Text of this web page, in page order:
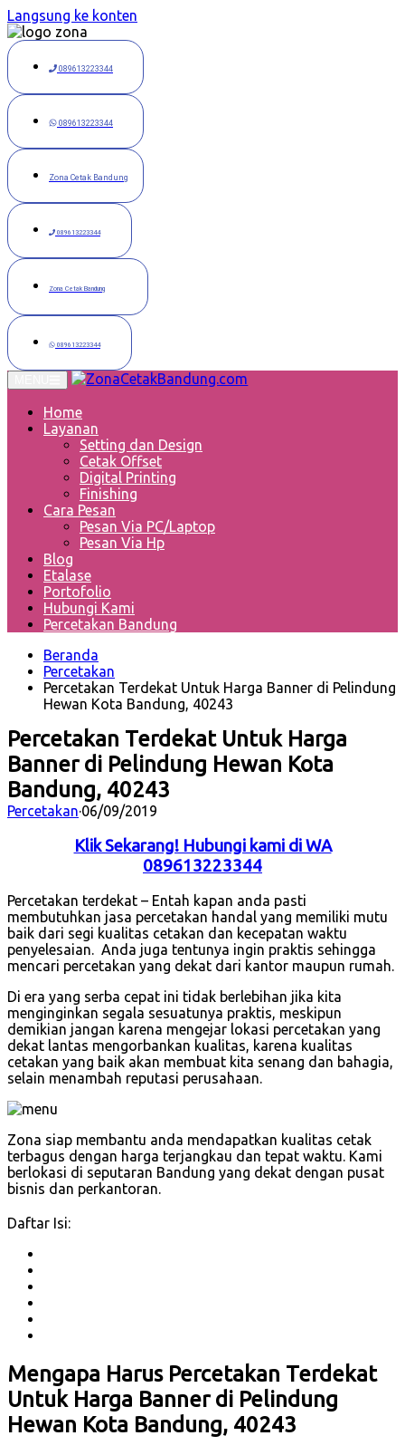
Langsung ke konten
089613223344
089613223344
Zona Cetak Bandung
089613223344
Zona Cetak Bandung
089613223344
Home
Layanan
Setting dan Design
Cetak Offset
Digital Printing
Finishing
Cara Pesan
Pesan Via PC/Laptop
Pesan Via Hp
Blog
Etalase
Portofolio
Hubungi Kami
Percetakan Bandung
Beranda
Percetakan
Percetakan Terdekat Untuk Harga Banner di Pelindung
Hewan Kota Bandung, 40243
Percetakan Terdekat Untuk Harga
Banner di Pelindung Hewan Kota
Bandung, 40243
Percetakan·06/09/2019
Klik Sekarang! Hubungi kami di WA
089613223344
Percetakan terdekat – Entah kapan anda pasti
membutuhkan jasa percetakan handal yang memiliki mutu
baik dari segi kualitas cetakan dan kecepatan waktu
penyelesaian. Anda juga tentunya ingin praktis sehingga
mencari percetakan yang dekat dari kantor maupun rumah.
Di era yang serba cepat ini tidak berlebihan jika kita
menginginkan segala sesuatunya praktis, meskipun
demikian jangan karena mengejar lokasi percetakan yang
dekat lantas mengorbankan kualitas, karena kualitas
cetakan yang baik akan membuat kita senang dan bahagia,
selain menambah reputasi perusahaan.
Zona siap membantu anda mendapatkan kualitas cetak
terbagus dengan harga terjangkau dan tepat waktu. Kami
berlokasi di seputaran Bandung yang dekat dengan pusat
bisnis dan perkantoran.
Daftar Isi:
Mengapa Harus Percetakan Terdekat
Untuk Harga Banner di Pelindung
Hewan Kota Bandung, 40243